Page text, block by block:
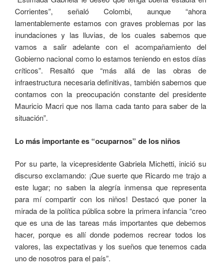
Corrientes”, señaló Colombi, aunque “ahora
lamentablemente estamos con graves problemas por las
inundaciones y las lluvias, de los cuales sabemos que
vamos a salir adelante con el acompañamiento del
Gobierno nacional como lo estamos teniendo en estos días
críticos”. Resaltó que “más allá de las obras de
infraestructura necesaria definitivas, también sabemos que
contamos con la preocupación constante del presidente
Mauricio Macri que nos llama cada tanto para saber de la
situación”.
Lo más importante es “ocuparnos” de los niños
Por su parte, la vicepresidente Gabriela Michetti, inició su
discurso exclamando: ¡Que suerte que Ricardo me trajo a
este lugar; no saben la alegría inmensa que representa
para mí compartir con los niños! Destacó que poner la
mirada de la política pública sobre la primera infancia “creo
que es una de las tareas más importantes que debemos
hacer, porque es allí donde podemos recrear todos los
valores, las expectativas y los sueños que tenemos cada
uno de nosotros para el país”.